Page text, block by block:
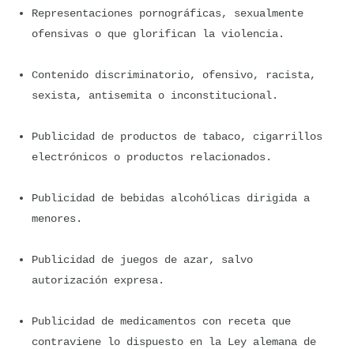
Representaciones pornográficas, sexualmente
ofensivas o que glorifican la violencia.
Contenido discriminatorio, ofensivo, racista,
sexista, antisemita o inconstitucional.
Publicidad de productos de tabaco, cigarrillos
electrónicos o productos relacionados.
Publicidad de bebidas alcohólicas dirigida a
menores.
Publicidad de juegos de azar, salvo
autorización expresa.
Publicidad de medicamentos con receta que
contraviene lo dispuesto en la Ley alemana de